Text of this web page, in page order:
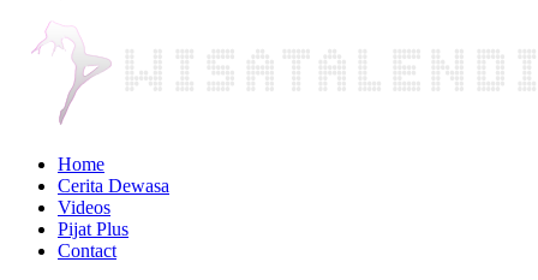
Home
Cerita Dewasa
Videos
Pijat Plus
Contact